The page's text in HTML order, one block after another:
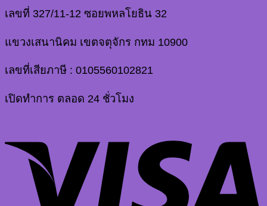
เลขที่ 327/11-12 ซอยพหลโยธิน 32
แขวงเสนานิคม เขตจตุจักร กทม 10900
เลขที่เสียภาษี : 0105560102821
เปิดทำการ ตลอด 24 ชั่วโมง